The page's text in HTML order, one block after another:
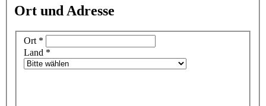
Ort und Adresse
Ort *
Land *